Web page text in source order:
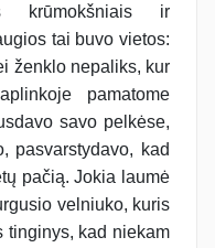
krūmokšniais ir
tai buvo vietos:
ženklo nepaliks, kur
pamatome
savo pelkėse,
pasvarstydavo, kad
pačią. Jokia laumė
velniuko, kuris
tinginys, kad niekam